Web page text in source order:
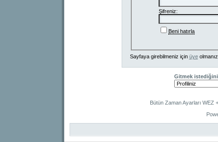
Şifreniz:
Beni hatırla
Sayfaya girebilmeniz için üye
Gitmek
Bütün Zaman Ayarları WEZ